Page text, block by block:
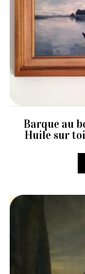
Barque au
Huile sur